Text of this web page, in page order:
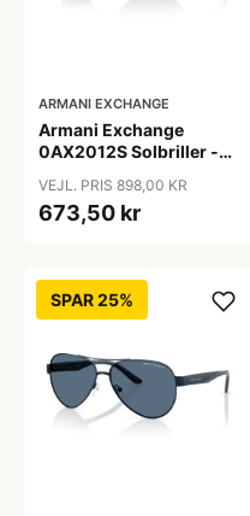
ARMANI EXCHANGE
Armani Exchange
0AX2012S Solbriller -
VEJL. PRIS 898,00 KR
673,50 kr
SPAR 25%